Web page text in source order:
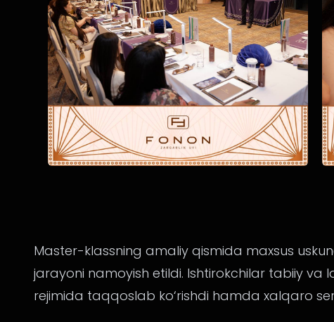
Master-klassning amaliy qismida maxsus
jarayoni namoyish etildi. Ishtirokchilar tabiiy
rejimida taqqoslab ko‘rishdi hamda xalqaro